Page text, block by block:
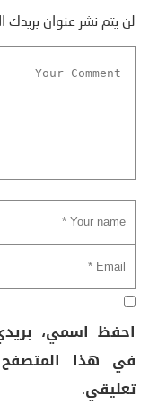
لن يتم نشر عنوان بريدك
احفظ اسمي، بريدي
في هذا المتصفح
تعليقي.